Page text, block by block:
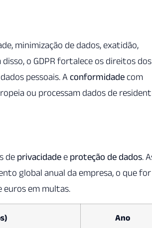
minimização de dados, exatidão,
o GDPR fortalece os direitos dos
pessoais. A conformidade com
ou processam dados de
de privacidade e proteção de dados.
global anual da empresa, o que for
euros em multas.
Ano